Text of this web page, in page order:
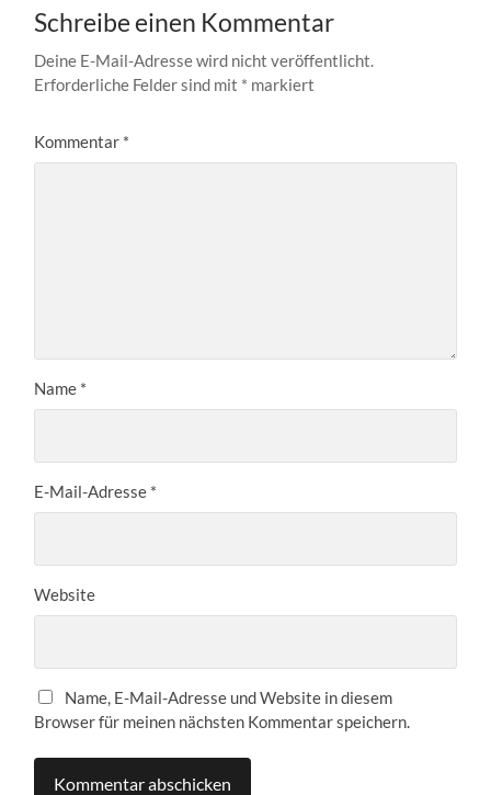
Schreibe einen Kommentar
Deine E-Mail-Adresse wird nicht veröffentlicht.
Erforderliche Felder sind mit * markiert
Kommentar *
Name *
E-Mail-Adresse *
Website
Name, E-Mail-Adresse und Website in diesem
Browser für meinen nächsten Kommentar speichern.